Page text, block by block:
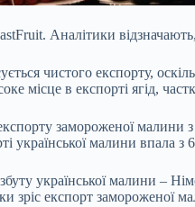
Аналітики
чистого експорту,
місце в експорті ягід,
замороженої
української малини впала з
української малини –
зріс експорт замороженої